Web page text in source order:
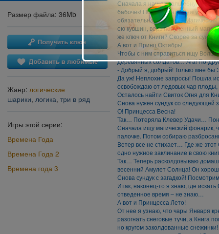
Размер файла: 36Mb
Жанр: логические
шарики, логика, три в ряд
Игры этой серии:
Времена Года
Времена Года 2
Времена года 3
Сначала я нашла волшебную
бабочек! Потом искала Книгу
обязательно! Смотрю –
ею кувшин, ведь полученный
же ключ от Книги? Скорее за
А вот и Принц Октябрь!
Чтобы с ним справиться ищу
деревянных солдатов… Ага! По-
- Добрый я, добрый! Только мне
Да уж! Неплохие запросы! Пошла
освобождаю от ледовых чар
Осталось найти Свиток Огня для
Снова нужен сундук со
О! Принцесса Весна!
Так… Потеряла Клевер Удачи…
Сначала ищу магический фонарик,
палочке. Потом собираю
Ветер все не стихает… Где же
одно нужное заклинание в свою
Так… Теперь расколдовываю
весенний Амулет Солнца! Он
Снова сундук с загадкой!
Итак, наконец-то я знаю, где
отведенное время – не знаю…
А вот и Принцесса Лето!
От нее я узнаю, что чары Января
разогнать снеговые тучи, а Книга
но кругом заколдованные